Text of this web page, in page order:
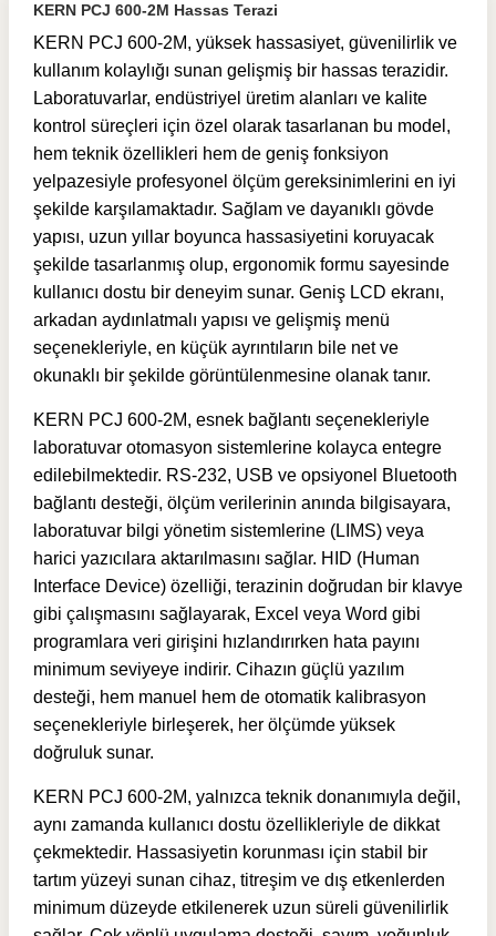
KERN PCJ 600-2M Hassas Terazi
KERN PCJ 600-2M, yüksek hassasiyet, güvenilirlik ve
kullanım kolaylığı sunan gelişmiş bir hassas terazidir.
Laboratuvarlar, endüstriyel üretim alanları ve kalite
kontrol süreçleri için özel olarak tasarlanan bu model,
hem teknik özellikleri hem de geniş fonksiyon
yelpazesiyle profesyonel ölçüm gereksinimlerini en iyi
şekilde karşılamaktadır. Sağlam ve dayanıklı gövde
yapısı, uzun yıllar boyunca hassasiyetini koruyacak
şekilde tasarlanmış olup, ergonomik formu sayesinde
kullanıcı dostu bir deneyim sunar. Geniş LCD ekranı,
arkadan aydınlatmalı yapısı ve gelişmiş menü
seçenekleriyle, en küçük ayrıntıların bile net ve
okunaklı bir şekilde görüntülenmesine olanak tanır.
KERN PCJ 600-2M, esnek bağlantı seçenekleriyle
laboratuvar otomasyon sistemlerine kolayca entegre
edilebilmektedir. RS-232, USB ve opsiyonel Bluetooth
bağlantı desteği, ölçüm verilerinin anında bilgisayara,
laboratuvar bilgi yönetim sistemlerine (LIMS) veya
harici yazıcılara aktarılmasını sağlar. HID (Human
Interface Device) özelliği, terazinin doğrudan bir klavye
gibi çalışmasını sağlayarak, Excel veya Word gibi
programlara veri girişini hızlandırırken hata payını
minimum seviyeye indirir. Cihazın güçlü yazılım
desteği, hem manuel hem de otomatik kalibrasyon
seçenekleriyle birleşerek, her ölçümde yüksek
doğruluk sunar.
KERN PCJ 600-2M, yalnızca teknik donanımıyla değil,
aynı zamanda kullanıcı dostu özellikleriyle de dikkat
çekmektedir. Hassasiyetin korunması için stabil bir
tartım yüzeyi sunan cihaz, titreşim ve dış etkenlerden
minimum düzeyde etkilenerek uzun süreli güvenilirlik